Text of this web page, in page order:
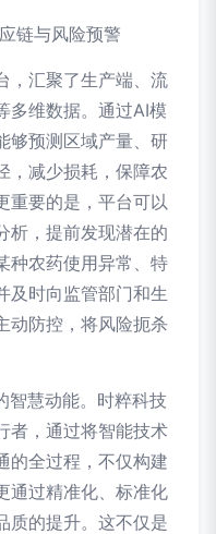
链与风险预警
，汇聚了生产端、流
多维数据。通过AI模
够预测区域产量、研
，减少损耗，保障农
重要的是，平台可以
析，提前发现潜在的
种农药使用异常、特
及时向监管部门和生
动防控，将风险扼杀
智慧动能。时粹科技
者，通过将智能技术
的全过程，不仅构建
通过精准化、标准化
质的提升。这不仅是